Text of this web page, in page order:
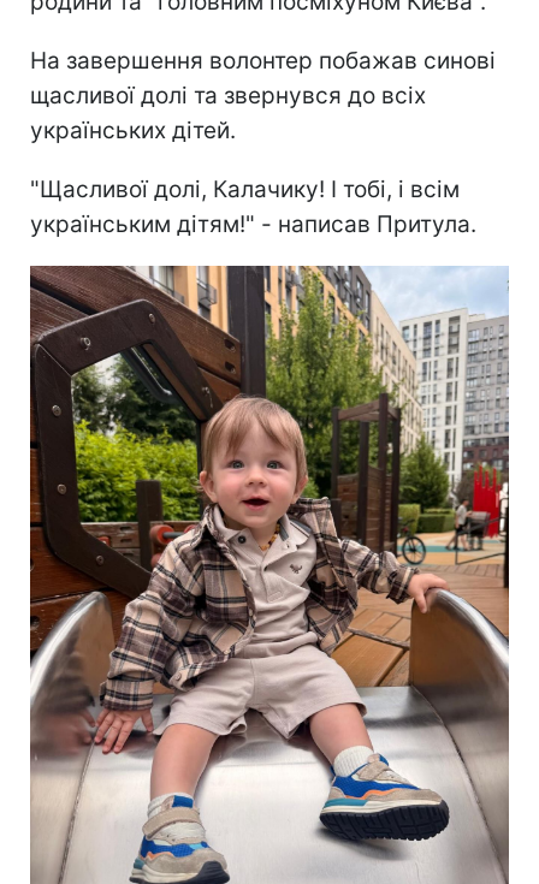
На завершення волонтер побажав синові
щасливої долі та звернувся до всіх
українських дітей.
"Щасливої долі, Калачику! І тобі, і всім
українським дітям!" - написав Притула.